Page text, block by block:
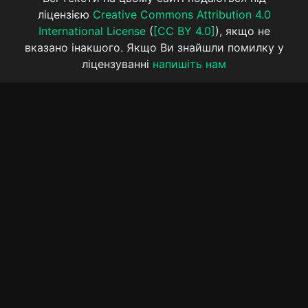
ліцензією Creative Commons Attribution 4.0
International License( [CC BY 4.0] ), якщо не
вказано інакшого. Якщо Ви знайшли помилку у
ліцензуванні напишіть нам